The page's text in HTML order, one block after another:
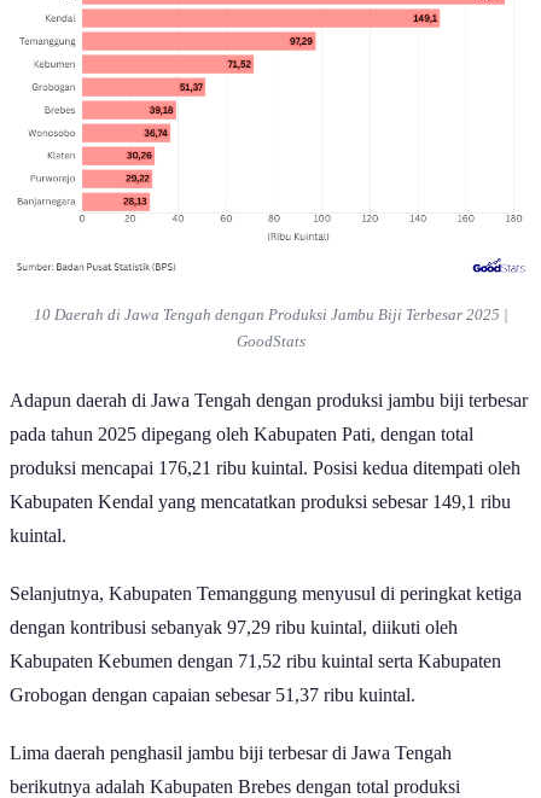
10 Daerah di Jawa Tengah dengan Produksi Jambu Biji Terbesar 2025 |
GoodStats
Adapun daerah di Jawa Tengah dengan produksi jambu biji terbesar
pada tahun 2025 dipegang oleh Kabupaten Pati, dengan total
produksi mencapai 176,21 ribu kuintal. Posisi kedua ditempati oleh
Kabupaten Kendal yang mencatatkan produksi sebesar 149,1 ribu
kuintal.
Selanjutnya, Kabupaten Temanggung menyusul di peringkat ketiga
dengan kontribusi sebanyak 97,29 ribu kuintal, diikuti oleh
Kabupaten Kebumen dengan 71,52 ribu kuintal serta Kabupaten
Grobogan dengan capaian sebesar 51,37 ribu kuintal.
Lima daerah penghasil jambu biji terbesar di Jawa Tengah
berikutnya adalah Kabupaten Brebes dengan total produksi